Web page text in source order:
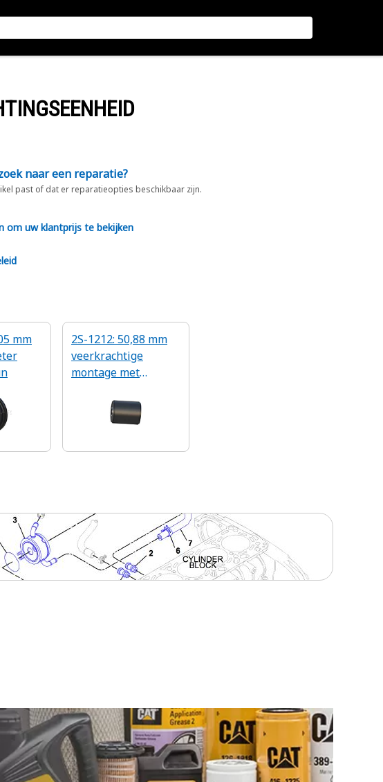
naar een reparatie?
past of dat er reparatieopties beschikbaar zijn.
om uw klantprijs te bekijken
mm
2S-1212: 50,88 mm
veerkrachtige
montage met